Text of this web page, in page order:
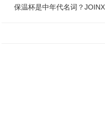
保温杯是中年代名词？